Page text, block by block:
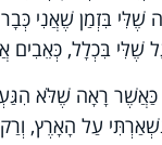
שֶׁלִּי בִּזְמַן שֶׁאֲנִי
שֶׁלִּי בִּכְלָל,
רָאָה שֶׁלֹּא
עַל הָאָרֶץ,